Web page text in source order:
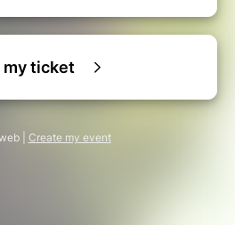
(transport,etc…). Il est
de se prémunir d’une
my ticket
| Create my event